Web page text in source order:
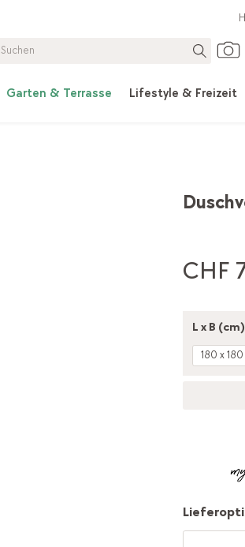
Garten & Terrasse Lifestyle & Freizeit
CHF
L x B
180 x 180